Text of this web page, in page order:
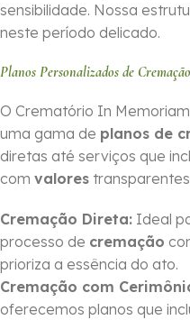
sensibilidade. Nossa
neste período delicado.
Planos Personalizados de
O Crematório In
uma gama de planos de
diretas até serviços que
com valores
Cremação Direta: Ideal
processo de cremação
prioriza a essência do ato.
Cremação com
oferecemos planos que